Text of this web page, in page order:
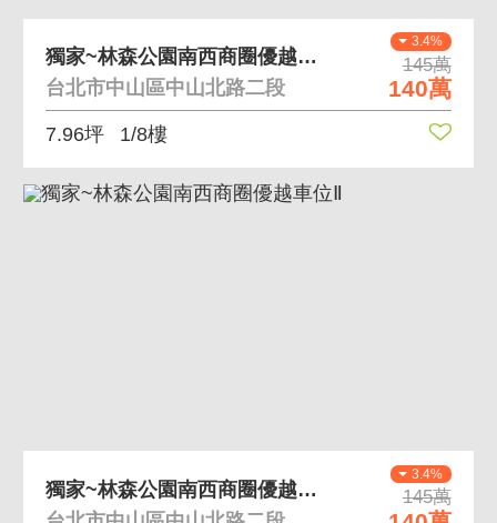
3.4%
145萬
140萬
獨家~林森公園南西商圈優越車位Ⅲ
台北市中山區中山北路二段
7.96坪 1/8樓
3.4%
145萬
獨家~林森公園南西商圈優越車位Ⅱ